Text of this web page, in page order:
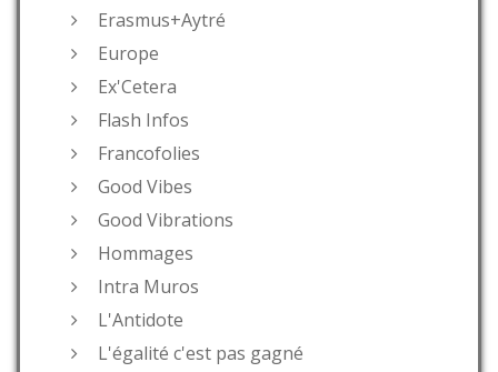
Erasmus+Aytré
Europe
Ex'Cetera
Flash Infos
Francofolies
Good Vibes
Good Vibrations
Hommages
Intra Muros
L'Antidote
L'égalité c'est pas gagné